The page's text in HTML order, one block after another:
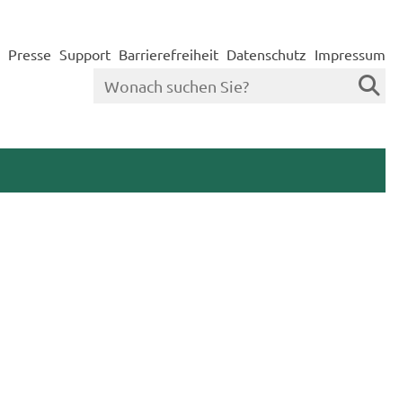
Presse Support Barrierefreiheit Datenschutz Impressum